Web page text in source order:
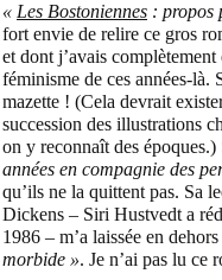
« Les Bostoniennes : propos
fort envie de relire ce gros
et dont j’avais
féminisme de ces années-là.
mazette ! (Cela devrait
succession des illustrations
on y reconnaît des
années en compagnie des
qu’ils ne la quittent pas. Sa
Dickens – Siri Hustvedt a
1986 – m’a laissée en
morbide ». Je n’ai pas lu ce